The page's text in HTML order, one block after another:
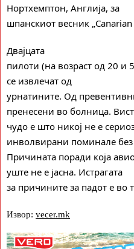
Нортхемптон, Англија, за
шпанскиот весник „Canarian
Двајцата
пилоти (на возраст од 20 и
се извлечат од
урнатините. Од
пренесени во болница.
чудо е што никој не е
инволвирани поминале
Причината поради која
уште не е јасна. Истрагата
за причините за падот е во
Извор: vecer.mk